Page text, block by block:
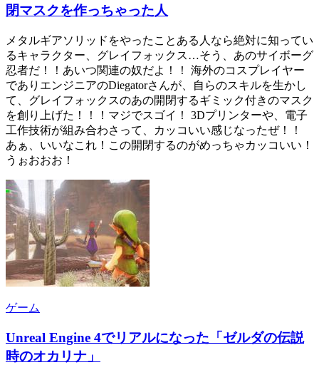
閉マスクを作っちゃった人
メタルギアソリッドをやったことある人なら絶対に知ってい
るキャラクター、グレイフォックス…そう、あのサイボーグ
忍者だ！！あいつ関連の奴だよ！！ 海外のコスプレイヤー
でありエンジニアのDiegatorさんが、自らのスキルを生かし
て、グレイフォックスのあの開閉するギミック付きのマスク
を創り上げた！！！マジでスゴイ！ 3Dプリンターや、電子
工作技術が組み合わさって、カッコいい感じなったぜ！！
あぁ、いいなこれ！この開閉するのがめっちゃカッコいい！
うぉおおお！
ゲーム
Unreal Engine 4でリアルになった「ゼルダの伝説
時のオカリナ」